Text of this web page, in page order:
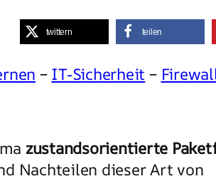
twittern teilen
– IT-Sicherheit –
zustandsorientierte
Nachteilen dieser Art von